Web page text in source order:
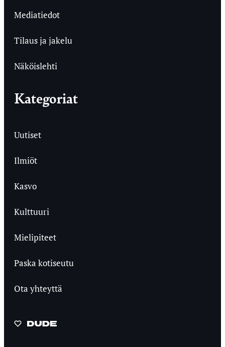
Mediatiedot
Tilaus ja jakelu
Näköislehti
Kategoriat
Uutiset
Ilmiöt
Kasvo
Kulttuuri
Mielipiteet
Paska kotiseutu
Ota yhteyttä